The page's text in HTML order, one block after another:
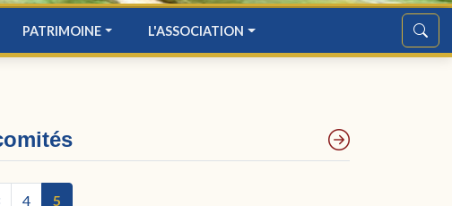
PATRIMOINE L'ASSOCIATION
4 5